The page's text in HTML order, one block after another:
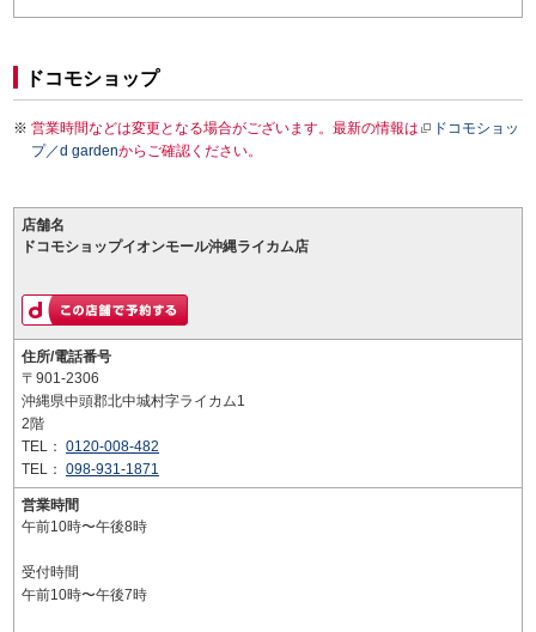
ドコモショップ
営業時間などは変更となる場合がございます。最新の情報は
ドコモショッ
プ／d gardenからご確認ください。
店舗名
ドコモショップイオンモール沖縄ライカム店
住所/電話番号
〒901-2306
沖縄県中頭郡北中城村字ライカム1
2階
TEL： 0120-008-482
TEL： 098-931-1871
営業時間
午前10時〜午後8時
受付時間
午前10時〜午後7時